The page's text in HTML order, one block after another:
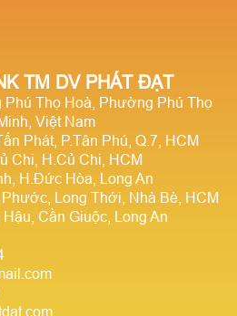
TM DV PHÁT ĐẠT
Thọ Hoà, Phường Phú Thọ
Việt Nam
Phát, P.Tân Phú, Q.7, HCM
Chi, H.Củ Chi, HCM
H.Đức Hòa, Long An
Long Thới, Nhà Bè, HCM
Cần Giuộc, Long An